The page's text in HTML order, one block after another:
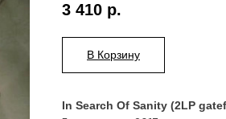
3 410 р.
В Корзину
In Search Of Sanity (2LP